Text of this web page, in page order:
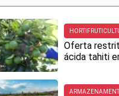
Oferta
ácida tahiti